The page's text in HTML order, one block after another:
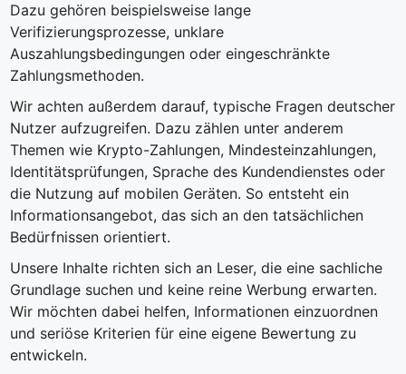
Dazu gehören beispielsweise lange
Verifizierungsprozesse, unklare
Auszahlungsbedingungen oder eingeschränkte
Zahlungsmethoden.
Wir achten außerdem darauf, typische Fragen deutscher
Nutzer aufzugreifen. Dazu zählen unter anderem
Themen wie Krypto-Zahlungen, Mindesteinzahlungen,
Identitätsprüfungen, Sprache des Kundendienstes oder
die Nutzung auf mobilen Geräten. So entsteht ein
Informationsangebot, das sich an den tatsächlichen
Bedürfnissen orientiert.
Unsere Inhalte richten sich an Leser, die eine sachliche
Grundlage suchen und keine reine Werbung erwarten.
Wir möchten dabei helfen, Informationen einzuordnen
und seriöse Kriterien für eine eigene Bewertung zu
entwickeln.